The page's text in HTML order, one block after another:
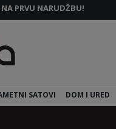
PRVU NARUDŽBU!
SATOVI DOM I URED